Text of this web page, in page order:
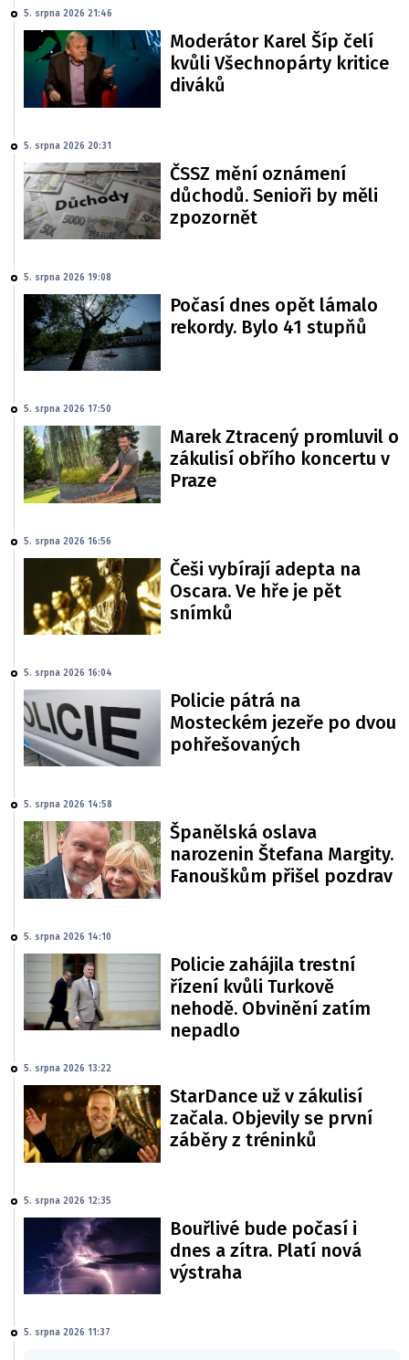
5. srpna 2026 21:46
Moderátor Karel Šíp čelí
kvůli Všechnopárty kritice
diváků
5. srpna 2026 20:31
ČSSZ mění oznámení
důchodů. Senioři by měli
zpozornět
5. srpna 2026 19:08
Počasí dnes opět lámalo
rekordy. Bylo 41 stupňů
5. srpna 2026 17:50
Marek Ztracený promluvil o
zákulisí obřího koncertu v
Praze
5. srpna 2026 16:56
Češi vybírají adepta na
Oscara. Ve hře je pět
snímků
5. srpna 2026 16:04
Policie pátrá na
Mosteckém jezeře po dvou
pohřešovaných
5. srpna 2026 14:58
Španělská oslava
narozenin Štefana Margity.
Fanouškům přišel pozdrav
5. srpna 2026 14:10
Policie zahájila trestní
řízení kvůli Turkově
nehodě. Obvinění zatím
nepadlo
5. srpna 2026 13:22
StarDance už v zákulisí
začala. Objevily se první
záběry z tréninků
5. srpna 2026 12:35
Bouřlivé bude počasí i
dnes a zítra. Platí nová
výstraha
5. srpna 2026 11:37